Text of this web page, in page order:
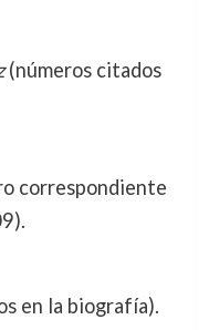
(números citados
correspondiente
en la biografía).